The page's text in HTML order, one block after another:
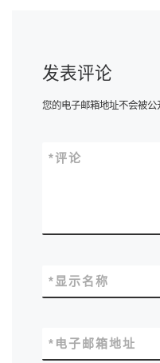
发表评论
您的电子邮箱地址不会被公
评论
*
显示名称
*
电子邮箱地址
*